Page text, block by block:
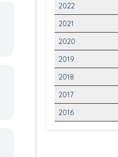
2022
2021
2020
2019
2018
2017
2016